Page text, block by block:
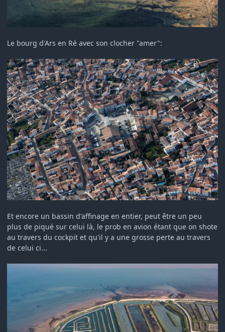
Le bourg d'Ars en Ré avec son clocher "amer":
Et encore un bassin d'affinage en entier, peut être un peu
plus de piqué sur celui là, le prob en avion étant que on shote
au travers du cockpit et qu'il y a une grosse perte au travers
de celui ci...